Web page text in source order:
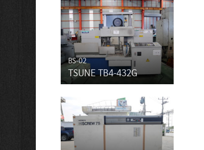
BS-02
TSUNE TB4-432G